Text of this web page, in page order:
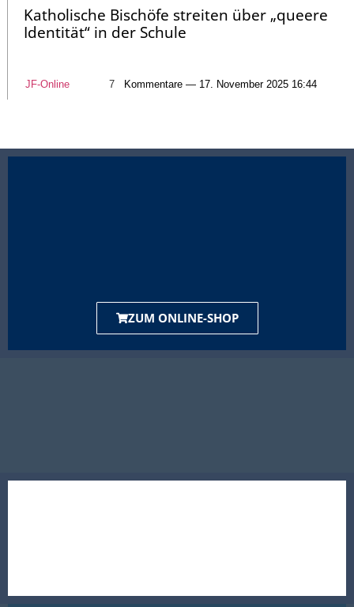
Katholische Bischöfe streiten über „queere
Identität“ in der Schule
JF-Online 7 Kommentare — 17. November 2025 16:44
ZUM ONLINE-SHOP